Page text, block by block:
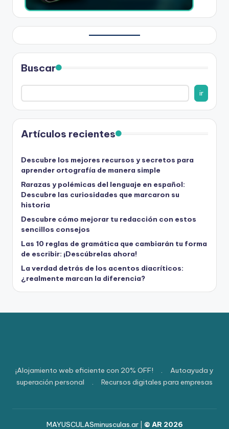
Buscar
ir
Artículos recientes
Descubre los mejores recursos y secretos para
aprender ortografía de manera simple
Rarazas y polémicas del lenguaje en español:
Descubre las curiosidades que marcaron su
historia
Descubre cómo mejorar tu redacción con estos
sencillos consejos
Las 10 reglas de gramática que cambiarán tu forma
de escribir: ¡Descúbrelas ahora!
La verdad detrás de los acentos diacríticos:
¿realmente marcan la diferencia?
¡Alojamiento web eficiente con 20% OFF! . Autoayuda y
superación personal . Recursos digitales para empresas
MAYUSCULASminusculas.ar| © AR 2026